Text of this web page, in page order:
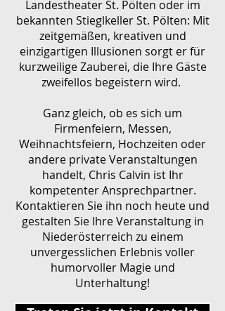
Landestheater St. Pölten oder im
bekannten Stieglkeller St. Pölten: Mit
zeitgemäßen, kreativen und
einzigartigen Illusionen sorgt er für
kurzweilige Zauberei, die Ihre Gäste
zweifellos begeistern wird.
Ganz gleich, ob es sich um
Firmenfeiern, Messen,
Weihnachtsfeiern, Hochzeiten oder
andere private Veranstaltungen
handelt, Chris Calvin ist Ihr
kompetenter Ansprechpartner.
Kontaktieren Sie ihn noch heute und
gestalten Sie Ihre Veranstaltung in
Niederösterreich zu einem
unvergesslichen Erlebnis voller
humorvoller Magie und
Unterhaltung!